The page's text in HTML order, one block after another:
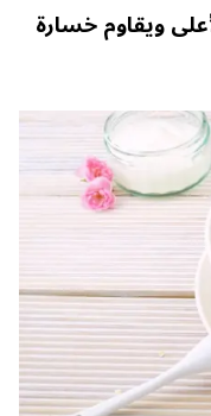
ويقاوم خسارة